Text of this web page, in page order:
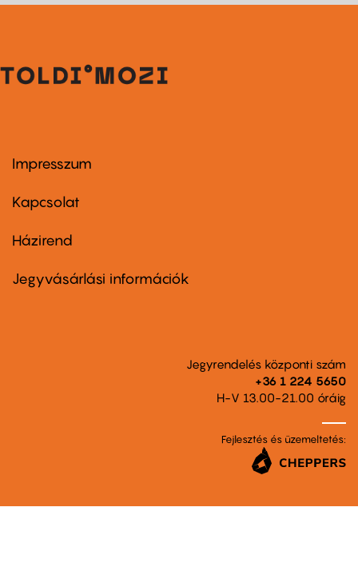
Footer
first
Impresszum
Kapcsolat
Footer
second
Házirend
Jegyvásárlási információk
Jegyrendelés központi szám
+36 1 224 5650
H-V 13.00-21.00 óráig
Fejlesztés és üzemeltetés: